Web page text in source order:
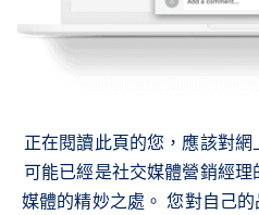
正在閱讀此頁的您，應該對
可能已經是社交媒體營銷經
媒體的精妙之處。 您對自己